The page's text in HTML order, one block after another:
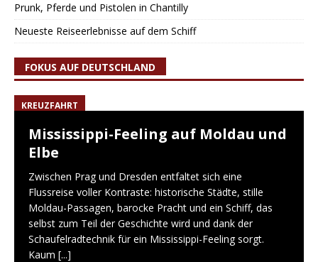
Prunk, Pferde und Pistolen in Chantilly
Neueste Reiseerlebnisse auf dem Schiff
FOKUS AUF DEUTSCHLAND
KREUZFAHRT
Mississippi-Feeling auf Moldau und
Elbe
Zwischen Prag und Dresden entfaltet sich eine
Flussreise voller Kontraste: historische Städte, stille
Moldau-Passagen, barocke Pracht und ein Schiff, das
selbst zum Teil der Geschichte wird und dank der
Schaufelradtechnik für ein Mississippi-Feeling sorgt.
Kaum [...]